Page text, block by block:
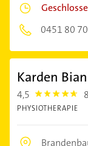
0451 80
Karden
4,5 4.5
PHYSIOTHERAPIE